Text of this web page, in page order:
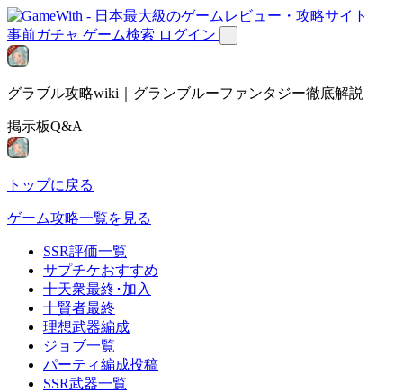
事前ガチャ ゲーム検索 ログイン
グラブル攻略wiki｜グランブルーファンタジー徹底解説
掲示板Q&A
トップに戻る
ゲーム攻略一覧を見る
SSR評価一覧
サプチケおすすめ
十天衆最終･加入
十賢者最終
理想武器編成
ジョブ一覧
パーティ編成投稿
SSR武器一覧